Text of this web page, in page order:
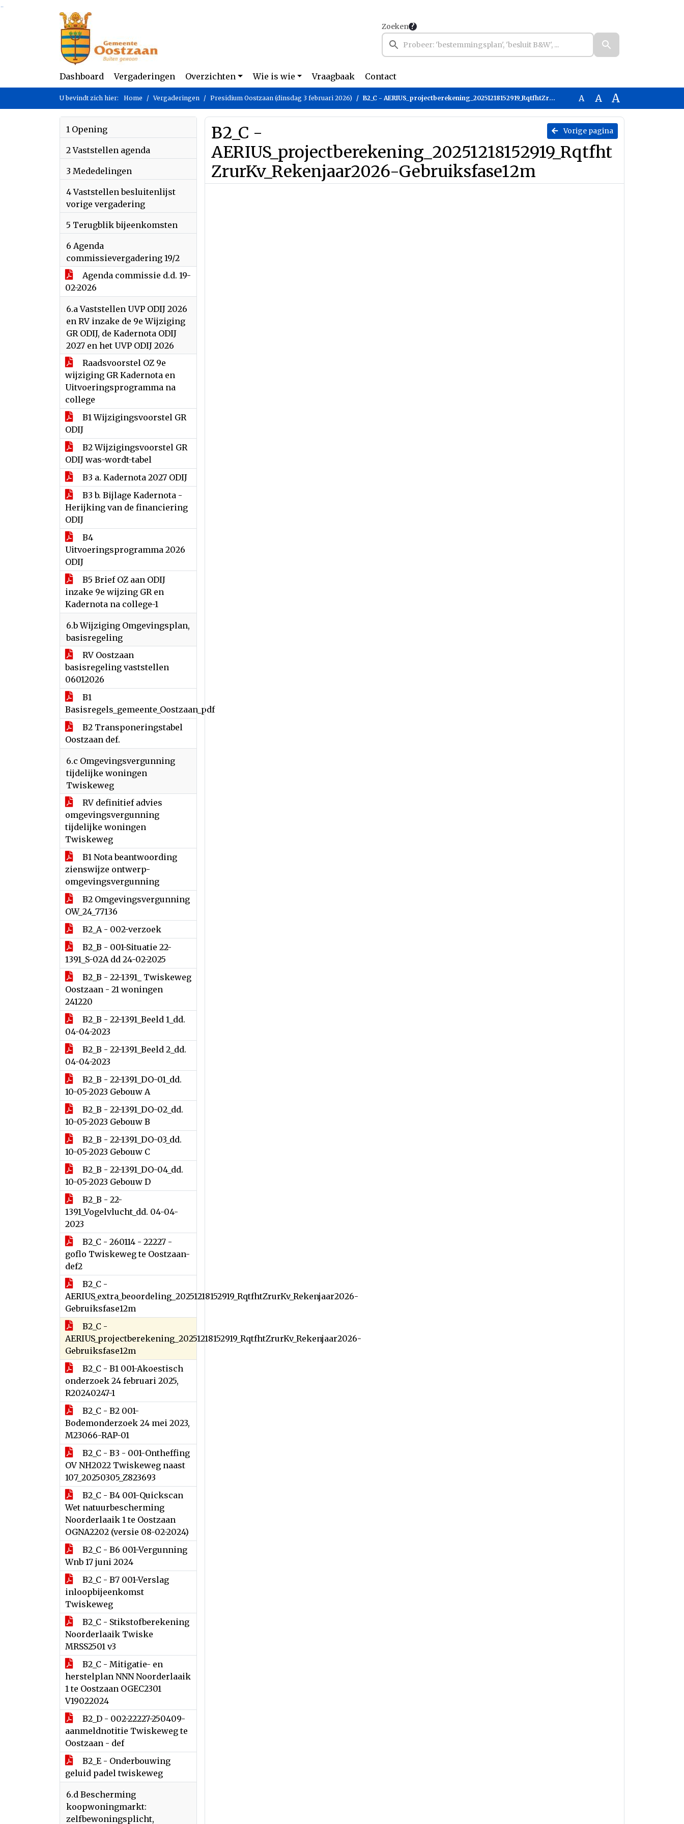
Ga naar de inhoud van deze pagina
Ga naar het zoeken
Ga naar het menu
Zoeken
Dashboard Vergaderingen Overzichten Wie is wie Vraagbaak Contact
U bevindt zich hier: Home Vergaderingen Presidium Oostzaan (dinsdag 3 februari 2026) B2_C - AERIUS_projectberekening_20251218152919_RqtfhtZrurKv_Rekenjaar2026-Gebruiksfase12m A A A
1 Opening
2 Vaststellen agenda
3 Mededelingen
4 Vaststellen besluitenlijst
vorige vergadering
5 Terugblik bijeenkomsten
6 Agenda
commissievergadering 19/2
Agenda commissie d.d. 19-
02-2026
6.a Vaststellen UVP ODIJ 2026
en RV inzake de 9e Wijziging
GR ODIJ, de Kadernota ODIJ
2027 en het UVP ODIJ 2026
Raadsvoorstel OZ 9e
wijziging GR Kadernota en
Uitvoeringsprogramma na
college
B1 Wijzigingsvoorstel GR
ODIJ
B2 Wijzigingsvoorstel GR
ODIJ was-wordt-tabel
B3 a. Kadernota 2027 ODIJ
B3 b. Bijlage Kadernota -
Herijking van de financiering
ODIJ
B4
Uitvoeringsprogramma 2026
ODIJ
B5 Brief OZ aan ODIJ
inzake 9e wijzing GR en
Kadernota na college-1
6.b Wijziging Omgevingsplan,
basisregeling
RV Oostzaan
basisregeling vaststellen
06012026
B1
Basisregels_gemeente_Oostzaan_pdf
B2 Transponeringstabel
Oostzaan def.
6.c Omgevingsvergunning
tijdelijke woningen
Twiskeweg
RV definitief advies
omgevingsvergunning
tijdelijke woningen
Twiskeweg
B1 Nota beantwoording
zienswijze ontwerp-
omgevingsvergunning
B2 Omgevingsvergunning
OW_24_77136
B2_A - 002-verzoek
B2_B - 001-Situatie 22-
1391_S-02A dd 24-02-2025
B2_B - 22-1391_ Twiskeweg
Oostzaan - 21 woningen
241220
B2_B - 22-1391_Beeld 1_dd.
04-04-2023
B2_B - 22-1391_Beeld 2_dd.
04-04-2023
B2_B - 22-1391_DO-01_dd.
10-05-2023 Gebouw A
B2_B - 22-1391_DO-02_dd.
10-05-2023 Gebouw B
B2_B - 22-1391_DO-03_dd.
10-05-2023 Gebouw C
B2_B - 22-1391_DO-04_dd.
10-05-2023 Gebouw D
B2_B - 22-
1391_Vogelvlucht_dd. 04-04-
2023
B2_C - 260114 - 22227 -
goflo Twiskeweg te Oostzaan-
def2
B2_C -
AERIUS_extra_beoordeling_20251218152919_RqtfhtZrurKv_Rekenjaar2026-
Gebruiksfase12m
B2_C -
AERIUS_projectberekening_20251218152919_RqtfhtZrurKv_Rekenjaar2026-
Gebruiksfase12m
B2_C - B1 001-Akoestisch
onderzoek 24 februari 2025,
R20240247-1
B2_C - B2 001-
Bodemonderzoek 24 mei 2023,
M23066-RAP-01
B2_C - B3 - 001-Ontheffing
OV NH2022 Twiskeweg naast
107_20250305_Z823693
B2_C - B4 001-Quickscan
Wet natuurbescherming
Noorderlaaik 1 te Oostzaan
OGNA2202 (versie 08-02-2024)
B2_C - B6 001-Vergunning
Wnb 17 juni 2024
B2_C - B7 001-Verslag
inloopbijeenkomst
Twiskeweg
B2_C - Stikstofberekening
Noorderlaaik Twiske
MRSS2501 v3
B2_C - Mitigatie- en
herstelplan NNN Noorderlaaik
1 te Oostzaan OGEC2301
V19022024
B2_D - 002-22227-250409-
aanmeldnotitie Twiskeweg te
Oostzaan - def
B2_E - Onderbouwing
geluid padel twiskeweg
6.d Bescherming
koopwoningmarkt:
zelfbewoningsplicht,
Vorige pagina
B2_C -
AERIUS_projectberekening_20251218152919_Rqtfht
ZrurKv_Rekenjaar2026-Gebruiksfase12m